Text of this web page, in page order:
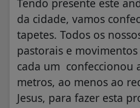
Tendo presente este
da cidade, vamos
tapetes. Todos os
pastorais e
cada um confeccionou
metros, ao menos ao
Jesus, para fazer esta